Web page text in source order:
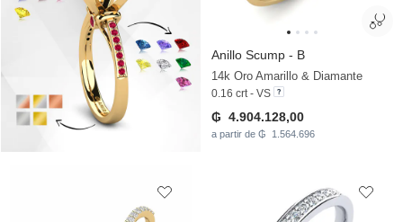
Anillo Scump - B
14k Oro Amarillo & Diamante
0.16 crt - VS
₲ 4.904.128,00
a partir de ₲ 1.564.696